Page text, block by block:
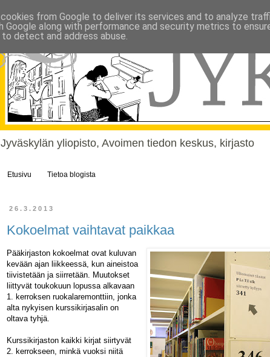
Jyväskylän yliopisto, Avoimen tiedon keskus, kirjasto
Etusivu Tietoa blogista
26.3.2013
Kokoelmat vaihtavat paikkaa
Pääkirjaston kokoelmat ovat kuluvan
kevään ajan liikkeessä, kun aineistoa
tiivistetään ja siirretään. Muutokset
liittyvät toukokuun lopussa alkavaan
1. kerroksen ruokalaremonttiin, jonka
alta nykyisen kurssikirjasalin on
oltava tyhjä.
Kurssikirjaston kaikki kirjat siirtyvät
2. kerrokseen, minkä vuoksi niitä
from Google to deliver its services and to analyze
Google along with performance and security metrics to
detect and address abuse.